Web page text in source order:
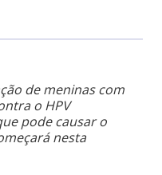
de meninas com
o HPV
pode causar o
nesta